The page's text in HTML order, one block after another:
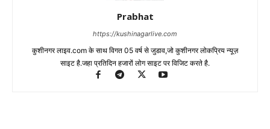
Prabhat
https://kushinagarlive.com
कुशीनगर लाइव.com के साथ विगत 05 वर्ष से जुडाव,जो कुशीनगर लोकप्रिय न्यूज़
साइट है.जहा प्रतिदिन हजारों लोग साइट पर विजिट करते है.